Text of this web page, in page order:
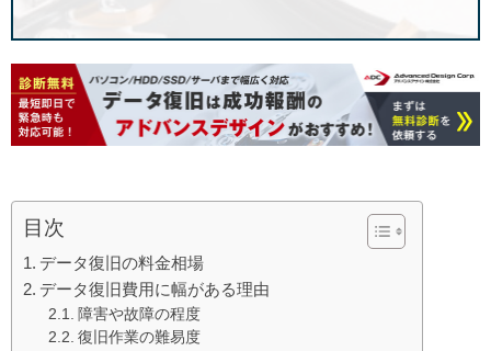
目次
データ復旧の料金相場
データ復旧費用に幅がある理由
障害や故障の程度
復旧作業の難易度